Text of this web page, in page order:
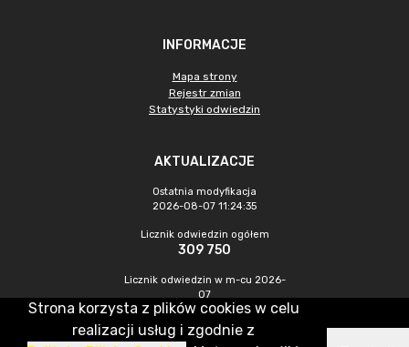
INFORMACJE
Mapa strony
Rejestr zmian
Statystyki odwiedzin
AKTUALIZACJE
Ostatnia modyfikacja
2026-08-07 11:24:35
Licznik odwiedzin ogółem
309 750
Licznik odwiedzin w m-cu 2026-
07
448
Strona korzysta z plików cookies w celu
realizacji usług i zgodnie z